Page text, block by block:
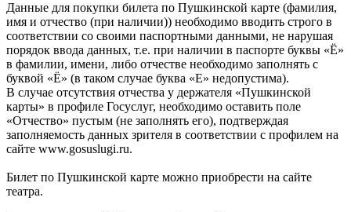
Данные для покупки билета по Пушкинской карте (фамилия,
имя и отчество (при наличии)) необходимо вводить строго в
соответствии со своими паспортными данными, не нарушая
порядок ввода данных, т.е. при наличии в паспорте буквы «Ё»
в фамилии, имени, либо отчестве необходимо заполнять с
буквой «Ё» (в таком случае буква «Е» недопустима).
В случае отсутствия отчества у держателя «Пушкинской
карты» в профиле Госуслуг, необходимо оставить поле
«Отчество» пустым (не заполнять его), подтверждая
заполняемость данных зрителя в соответствии с профилем на
сайте www.gosuslugi.ru.
Билет по Пушкинской карте можно приобрести на сайте
театра.